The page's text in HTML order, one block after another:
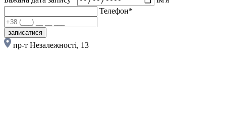
Телефон*
записатися
пр-т Незалежності, 13